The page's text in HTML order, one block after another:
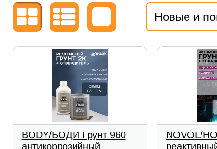
Новые и
BODY/БОДИ Грунт 960
антикоррозийный
NOVOL/